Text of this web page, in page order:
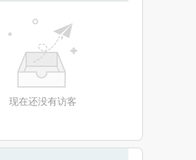
现在还没有访客